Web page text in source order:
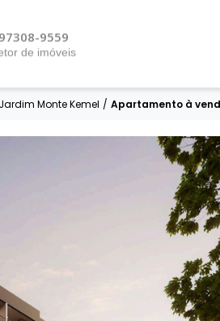
9559
de imóveis
Jardim Monte Kemel / Apartamento à